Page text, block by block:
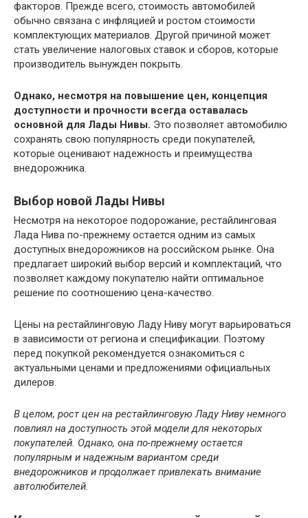
факторов. Прежде всего, стоимость автомобилей
обычно связана с инфляцией и ростом стоимости
комплектующих материалов. Другой причиной может
стать увеличение налоговых ставок и сборов, которые
производитель вынужден покрыть.
Однако, несмотря на повышение цен, концепция
доступности и прочности всегда оставалась
основной для Лады Нивы. Это позволяет автомобилю
сохранять свою популярность среди покупателей,
которые оценивают надежность и преимущества
внедорожника.
Выбор новой Лады Нивы
Несмотря на некоторое подорожание, рестайлинговая
Лада Нива по-прежнему остается одним из самых
доступных внедорожников на российском рынке. Она
предлагает широкий выбор версий и комплектаций, что
позволяет каждому покупателю найти оптимальное
решение по соотношению цена-качество.
Цены на рестайлинговую Ладу Ниву могут варьироваться
в зависимости от региона и спецификации. Поэтому
перед покупкой рекомендуется ознакомиться с
актуальными ценами и предложениями официальных
дилеров.
В целом, рост цен на рестайлинговую Ладу Ниву немного
повлиял на доступность этой модели для некоторых
покупателей. Однако, она по-прежнему остается
популярным и надежным вариантом среди
внедорожников и продолжает привлекать внимание
автолюбителей.